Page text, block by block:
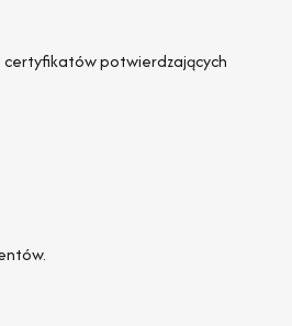
certyfikatów potwierdzających